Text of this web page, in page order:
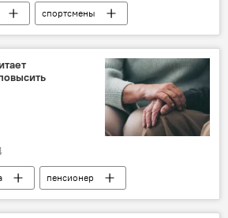
спортсмены
Сабонис
пенсионер
возраст